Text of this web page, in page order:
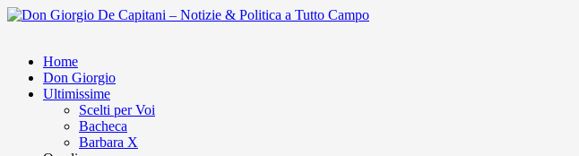
Home
Don Giorgio
Ultimissime
Scelti per Voi
Bacheca
Barbara X